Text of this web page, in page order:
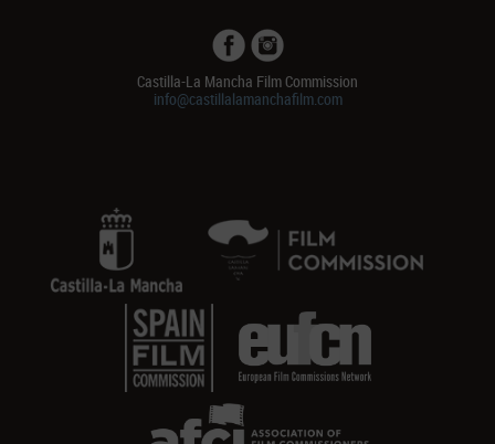
Castilla-La Mancha Film Commission
info@castillalamanchafilm.com